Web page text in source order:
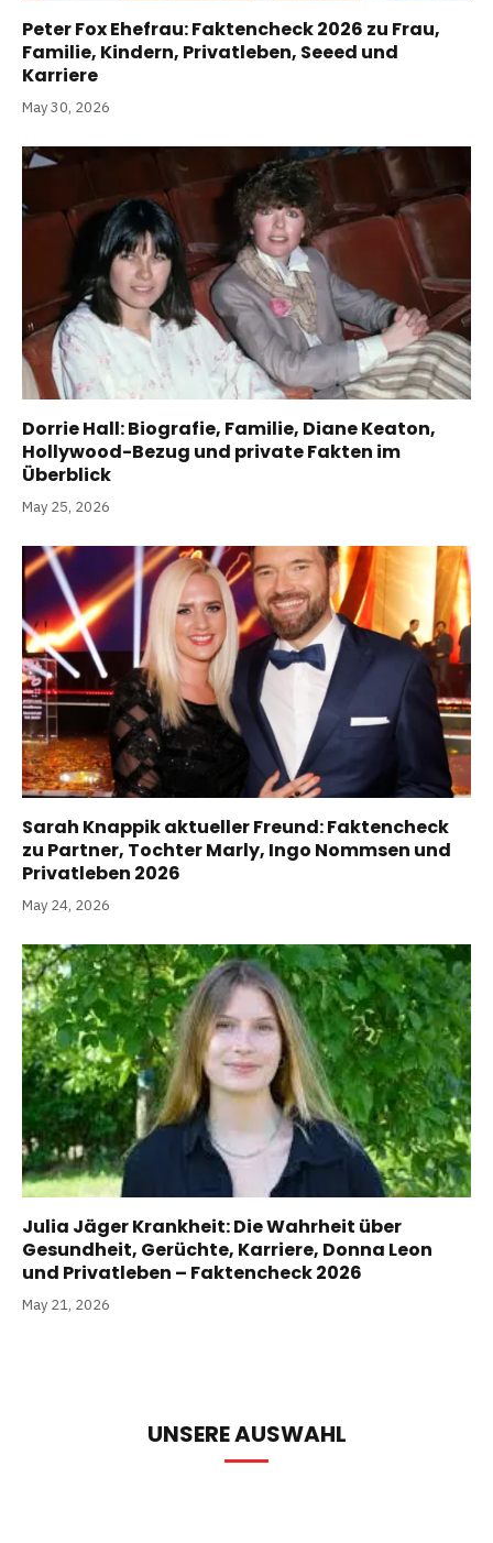
Peter Fox Ehefrau: Faktencheck 2026 zu Frau,
Familie, Kindern, Privatleben, Seeed und
Karriere
May 30, 2026
Dorrie Hall: Biografie, Familie, Diane Keaton,
Hollywood-Bezug und private Fakten im
Überblick
May 25, 2026
Sarah Knappik aktueller Freund: Faktencheck
zu Partner, Tochter Marly, Ingo Nommsen und
Privatleben 2026
May 24, 2026
Julia Jäger Krankheit: Die Wahrheit über
Gesundheit, Gerüchte, Karriere, Donna Leon
und Privatleben – Faktencheck 2026
May 21, 2026
UNSERE AUSWAHL